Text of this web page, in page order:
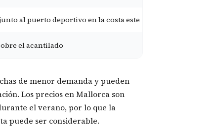
al puerto deportivo en la costa este
el acantilado
de menor demanda y pueden
Los precios en Mallorca son
el verano, por lo que la
puede ser considerable.